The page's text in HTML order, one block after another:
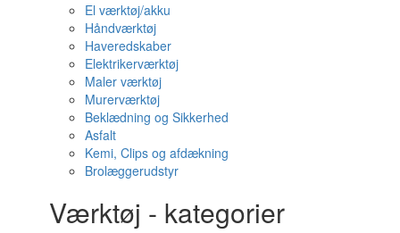
El værktøj/akku
Håndværktøj
Haveredskaber
Elektrikerværktøj
Maler værktøj
Murerværktøj
Beklædning og Sikkerhed
Asfalt
Kemi, Clips og afdækning
Brolæggerudstyr
Værktøj - kategorier